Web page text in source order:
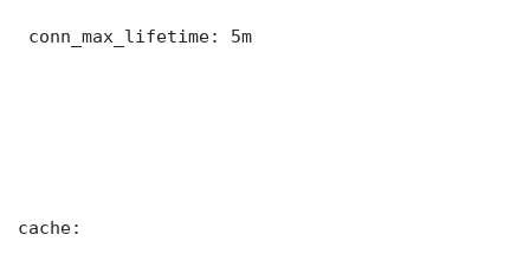
conn_max_lifetime: 5m
cache: